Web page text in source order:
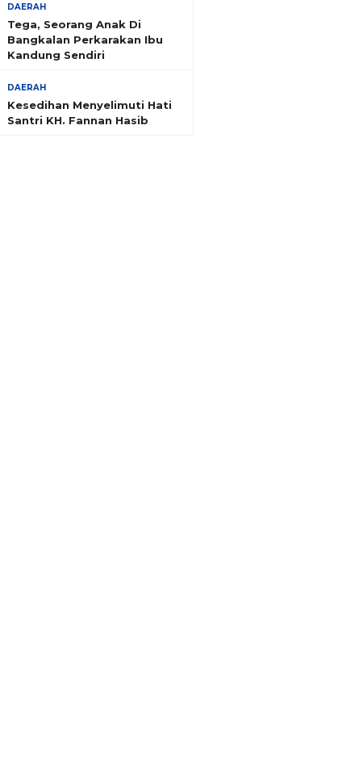
DAERAH
Tega, Seorang Anak Di
Bangkalan Perkarakan Ibu
Kandung Sendiri
DAERAH
Kesedihan Menyelimuti Hati
Santri KH. Fannan Hasib